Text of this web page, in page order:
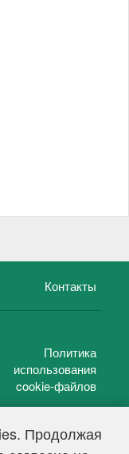
Продолжая
Контакты
Политика
использования
cookie-файлов